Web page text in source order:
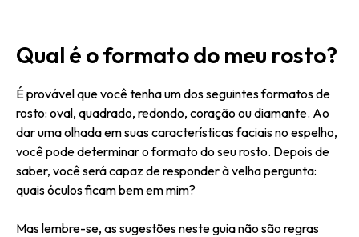
Qual é o formato do meu rosto?
É provável que você tenha um dos seguintes formatos de
rosto: oval, quadrado, redondo, coração ou diamante. Ao
dar uma olhada em suas características faciais no espelho,
você pode determinar o formato do seu rosto. Depois de
saber, você será capaz de responder à velha pergunta:
quais óculos ficam bem em mim?
Mas lembre-se, as sugestões neste guia não são regras